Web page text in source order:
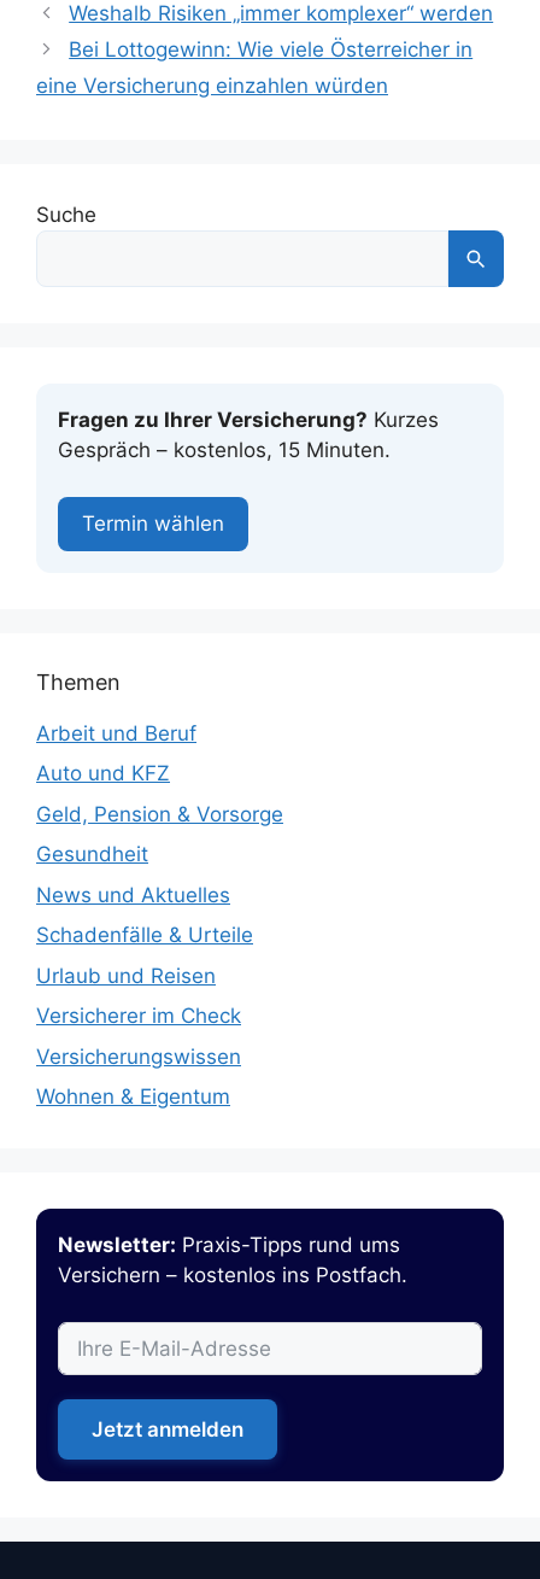
Weshalb Risiken „immer komplexer“ werden
Bei Lottogewinn: Wie viele Österreicher in
eine Versicherung einzahlen würden
Suche
Fragen zu Ihrer Versicherung? Kurzes
Gespräch – kostenlos, 15 Minuten.
Termin wählen
Themen
Arbeit und Beruf
Auto und KFZ
Geld, Pension & Vorsorge
Gesundheit
News und Aktuelles
Schadenfälle & Urteile
Urlaub und Reisen
Versicherer im Check
Versicherungswissen
Wohnen & Eigentum
Newsletter: Praxis-Tipps rund ums
Versichern – kostenlos ins Postfach.
Jetzt anmelden